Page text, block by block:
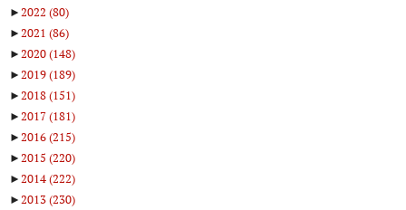
►2022 (80)
►2021 (86)
►2020(148)
►2019(189)
►2018(151)
►2017(181)
►2016(215)
►2015 (220)
►2014(222)
►2013(230)